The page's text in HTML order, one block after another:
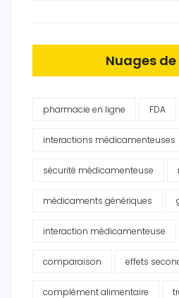
Nuages
pharmacie en ligne FDA
interactions médicamenteuses
sécurité médicamenteuse
médicaments génériques
interaction médicamenteuse
comparaison effets
complément alimentaire